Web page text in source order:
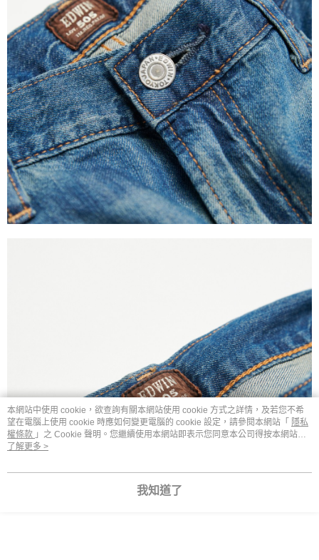
本網站中使用 cookie，欲查詢有關本網站使用 cookie 方式之詳情，及若您不希
望在電腦上使用 cookie 時應如何變更電腦的 cookie 設定，請參閱本網站「 隱私
權條款 」之 Cookie 聲明。您繼續使用本網站即表示您同意本公司得按本網站使
用條款之 Cookie 聲明使用 cookie。
了解更多 >
我知道了